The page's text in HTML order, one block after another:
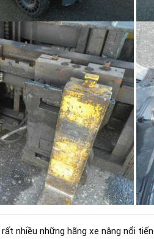
nhiều những hãng xe nâng nổi